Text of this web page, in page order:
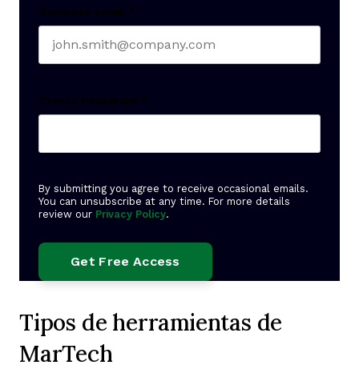
Business email *
Create Password *
By submitting you agree to receive occasional emails.
You can unsubscribe at any time. For more details
review our Privacy Policy.
Tipos de herramientas de
MarTech